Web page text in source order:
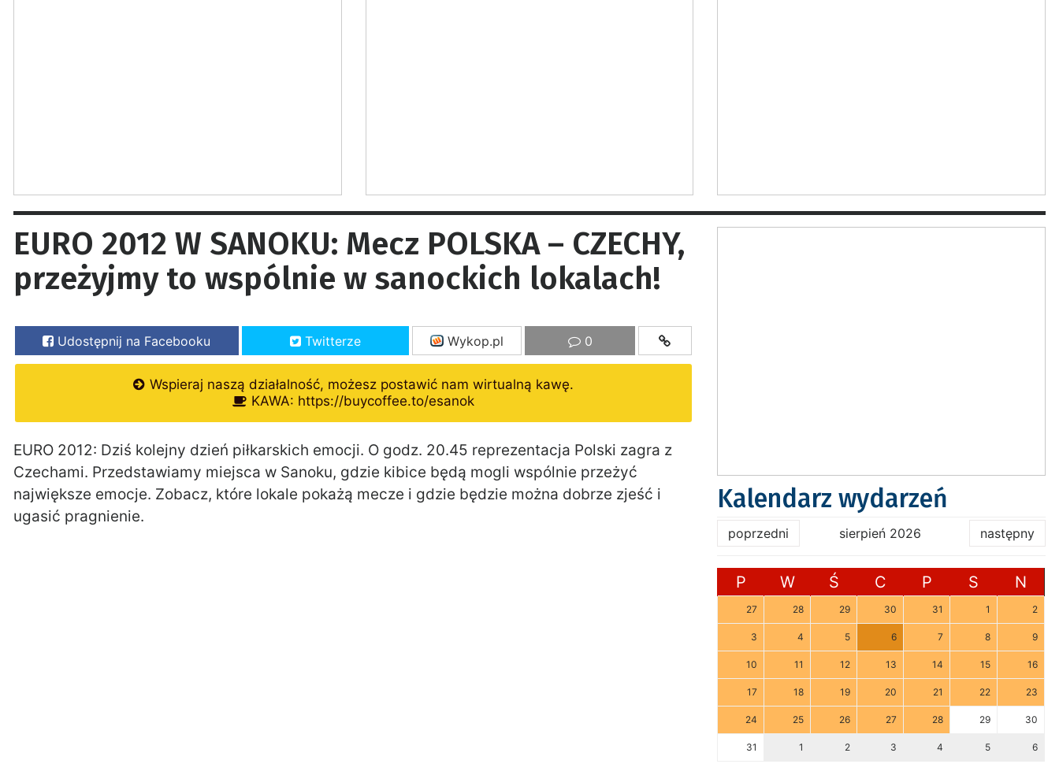
EURO 2012 W SANOKU: Mecz POLSKA – CZECHY,
przeżyjmy to wspólnie w sanockich lokalach!
Udostępnij na Facebooku Twitterze Wykop.pl 0
Wspieraj naszą działalność, możesz postawić nam wirtualną kawę.
KAWA: https://buycoffee.to/esanok
EURO 2012: Dziś kolejny dzień piłkarskich emocji. O godz. 20.45 reprezentacja Polski zagra z
Czechami. Przedstawiamy miejsca w Sanoku, gdzie kibice będą mogli wspólnie przeżyć
największe emocje. Zobacz, które lokale pokażą mecze i gdzie będzie można dobrze zjeść i
ugasić pragnienie.
Kalendarz wydarzeń
poprzedni sierpień 2026 następny
P W Ś C P S N
27 28 29 30 31 1 2
3 4 5 6 7 8 9
10 11 12 13 14 15 16
17 18 19 20 21 22 23
24 25 26 27 28 29 30
31 1 2 3 4 5 6